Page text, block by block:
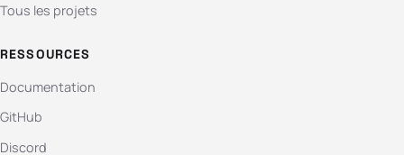
Tous les projets
RESSOURCES
Documentation
GitHub
Discord